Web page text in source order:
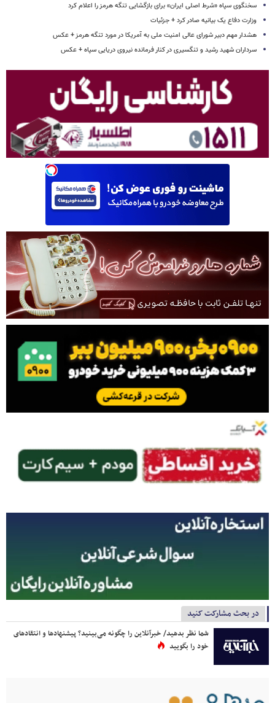
سخنگوی سپاه «شرط اصلی ایران» برای بازگشایی تنگه هرمز را اعلام کرد
وزارت دفاع یک بیانیه صادر کرد + جزئیات
هشدار مهم دبیر شورای عالی امنیت ملی به آمریکا در مورد تنگه هرمز + عکس
سرداران شهید رشید و تنگسیری در کنار فرمانده نیروی دریایی سپاه + عکس
در بحث مشارکت کنید
شما نظر بدهید/ خبرآنلاین را چگونه می‌بینید؟ پیشنهادها و انتقادهای
خود را بگویید